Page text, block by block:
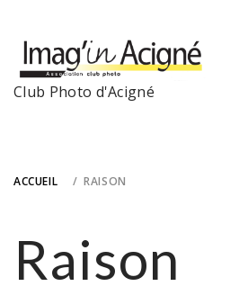
content
Club Photo d'Acigné
ACCUEIL RAISON
Raison